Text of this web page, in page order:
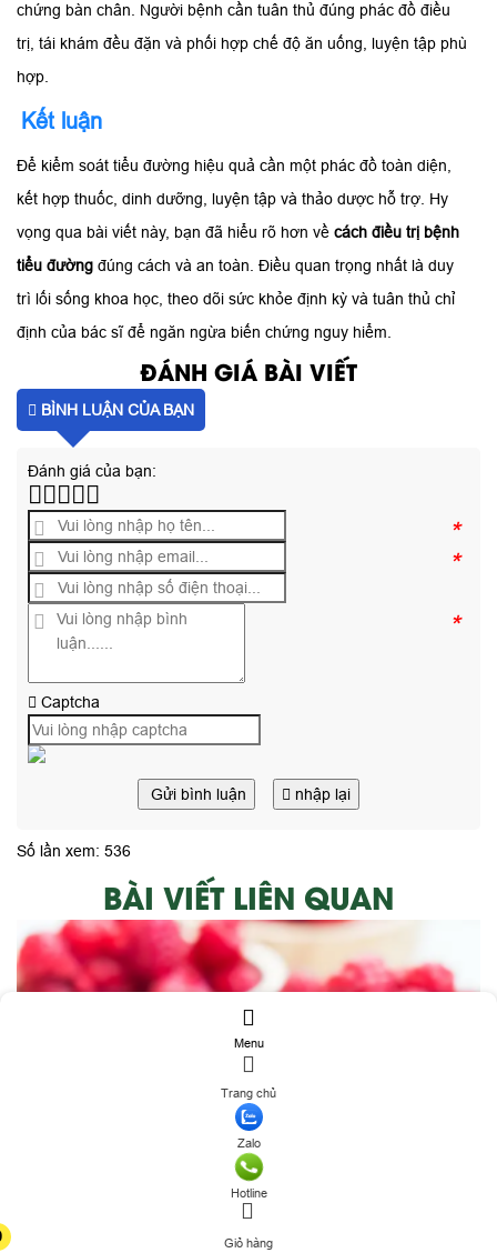
chứng bàn chân. Người bệnh cần tuân thủ đúng phác đồ điều
trị, tái khám đều đặn và phối hợp chế độ ăn uống, luyện tập phù
hợp.
Kết luận
Để kiểm soát tiểu đường hiệu quả cần một phác đồ toàn diện,
kết hợp thuốc, dinh dưỡng, luyện tập và thảo dược hỗ trợ. Hy
vọng qua bài viết này, bạn đã hiểu rõ hơn về cách điều trị bệnh
tiểu đường đúng cách và an toàn. Điều quan trọng nhất là duy
trì lối sống khoa học, theo dõi sức khỏe định kỳ và tuân thủ chỉ
định của bác sĩ để ngăn ngừa biến chứng nguy hiểm.
ĐÁNH GIÁ BÀI VIẾT
BÌNH LUẬN CỦA BẠN
Đánh giá của bạn:
*
*
*
Captcha
Gửi bình luận nhập lại
Số lần xem: 536
BÀI VIẾT LIÊN QUAN
Menu
Trang chủ
Zalo
Hotline
Giỏ hàng